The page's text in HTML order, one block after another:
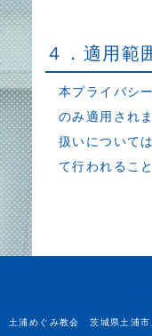
４．適用範
本プライバシ
のみ適用され
扱いについて
て行われるこ
土浦めぐみ教会 茨城県土浦